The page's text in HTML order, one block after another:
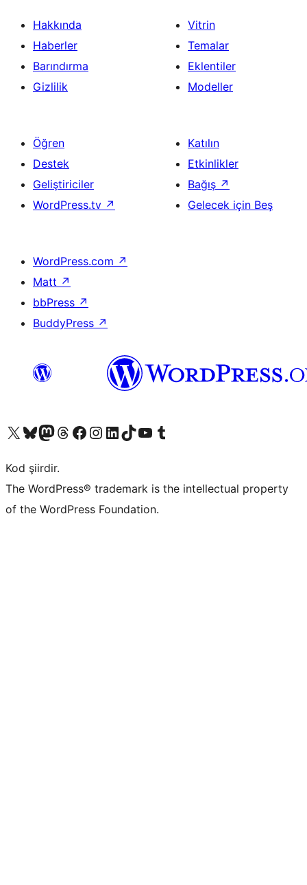
Hakkında
Haberler
Barındırma
Gizlilik
Vitrin
Temalar
Eklentiler
Modeller
Öğren
Destek
Geliştiriciler
WordPress.tv ↗
Katılın
Etkinlikler
Bağış ↗
Gelecek için Beş
WordPress.com ↗
Matt ↗
bbPress ↗
BuddyPress ↗
X (eski Twitter) hesabımıza bakın
Bluesky hesabımızı ziyaret edinMastodon hesabımızı ziyaret edinThreads hesabımızı ziyaret edinFacebook sayfamızı ziyaret edinInstagram hesabımızı ziyaret edinLinkedIn hesabımızı ziyaret edinTikTok hesabımızı ziyaret edinYouTube kanalımızı ziyaret edinTumblr hesabımızı ziyaret edin
Kod şiirdir.
The WordPress® trademark is the intellectual property
of the WordPress Foundation.